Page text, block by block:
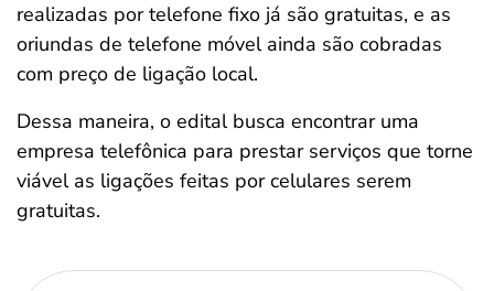
realizadas por telefone fixo já são gratuitas, e as
oriundas de telefone móvel ainda são cobradas
com preço de ligação local.
Dessa maneira, o edital busca encontrar uma
empresa telefônica para prestar serviços que torne
viável as ligações feitas por celulares serem
gratuitas.